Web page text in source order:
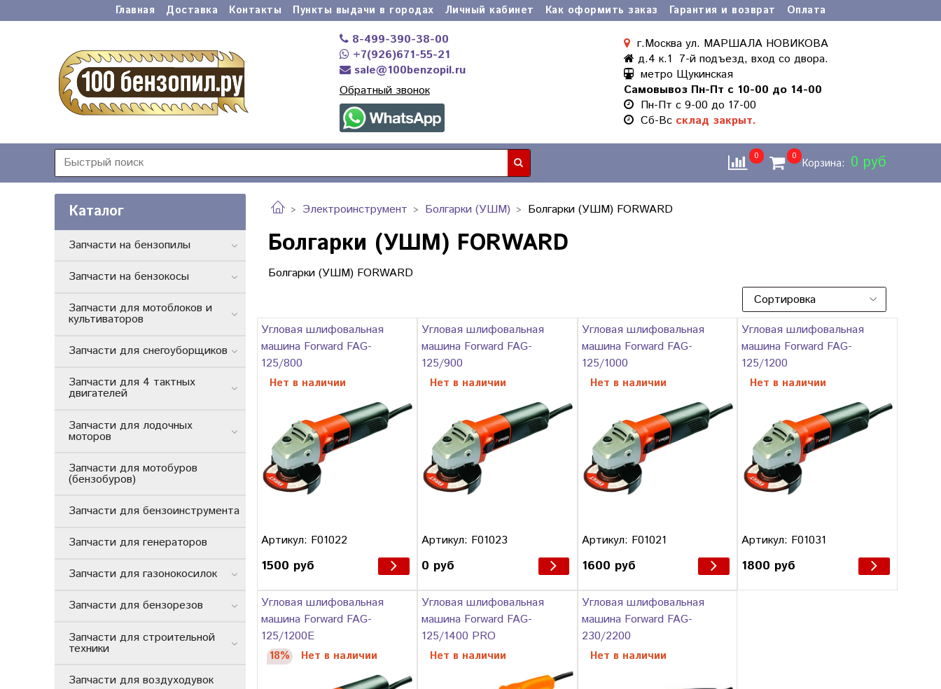
Главная Доставка Контакты Пункты выдачи в городах Личный кабинет Как оформить заказ Гарантия и возврат Оплата
8-499-390-38-00
+7(926)671-55-21
sale@100benzopil.ru
Обратный звонок
г.Москва ул. МАРШАЛА НОВИКОВА
д.4 к.1 7-й подъезд, вход со двора.
метро Щукинская
Самовывоз Пн-Пт с 10-00 до 14-00
Пн-Пт с 9-00 до 17-00
Cб-Вс склад закрыт.
0 0
Корзина: 0 руб
Электроинструмент Болгарки (УШМ) Болгарки (УШМ) FORWARD
Болгарки (УШМ) FORWARD
Болгарки (УШМ) FORWARD
Угловая шлифовальная
машина Forward FAG-
125/800
Нет в наличии
Артикул: F01022
1500 руб
Угловая шлифовальная
машина Forward FAG-
125/900
Нет в наличии
Артикул: F01023
0 руб
Угловая шлифовальная
машина Forward FAG-
125/1000
Нет в наличии
Артикул: F01021
1600 руб
Угловая шлифовальная
машина Forward FAG-
125/1200
Нет в наличии
Артикул: F01031
1800 руб
Угловая шлифовальная
машина Forward FAG-
125/1200E
18% Нет в наличии
Угловая шлифовальная
машина Forward FAG-
125/1400 PRO
Нет в наличии
Угловая шлифовальная
машина Forward FAG-
230/2200
Нет в наличии
Каталог
Запчасти на бензопилы
Запчасти на бензокосы
Запчасти для мотоблоков и
культиваторов
Запчасти для снегоуборщиков
Запчасти для 4 тактных
двигателей
Запчасти для лодочных
моторов
Запчасти для мотобуров
(бензобуров)
Запчасти для бензоинструмента
Запчасти для генераторов
Запчасти для газонокосилок
Запчасти для бензорезов
Запчасти для строительной
техники
Запчасти для воздуходувок